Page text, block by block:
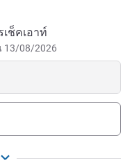
the North, the city
Places to visit in
like Trocadero
of Antofagasta,
Mano del Desierto or
in the world's driest
เช็คเอาท์
13/08/2026